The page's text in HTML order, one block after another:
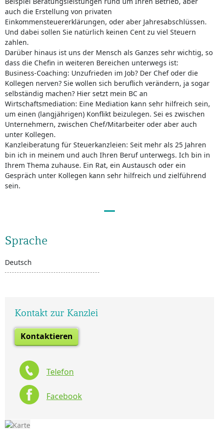
auch die Erstellung von privaten
Einkommensteuererklärungen, oder aber Jahresabschlüssen.
Und dabei sollen Sie natürlich keinen Cent zu viel Steuern
zahlen.
Darüber hinaus ist uns der Mensch als Ganzes sehr wichtig, so
dass die Chefin in weiteren Bereichen unterwegs ist:
Business-Coaching: Unzufrieden im Job? Der Chef oder die
Kollegen nerven? Sie wollen sich beruflich verändern, ja sogar
selbständig machen? Hier setzt mein BC an
Wirtschaftsmediation: Eine Mediation kann sehr hilfreich sein,
um einen (langjährigen) Konflikt beizulegen. Sei es zwischen
Unternehmern, zwischen Chef/Mitarbeiter oder aber auch
unter Kollegen.
Kanzleiberatung für Steuerkanzleien: Seit mehr als 25 Jahren
bin ich in meinem und auch Ihren Beruf unterwegs. Ich bin in
Ihrem Thema zuhause. Ein Rat, ein Austausch oder ein
Gespräch unter Kollegen kann sehr hilfreich und zielführend
sein.
Sprache
Deutsch
Kontakt zur Kanzlei
Kontaktieren
Telefon
Facebook